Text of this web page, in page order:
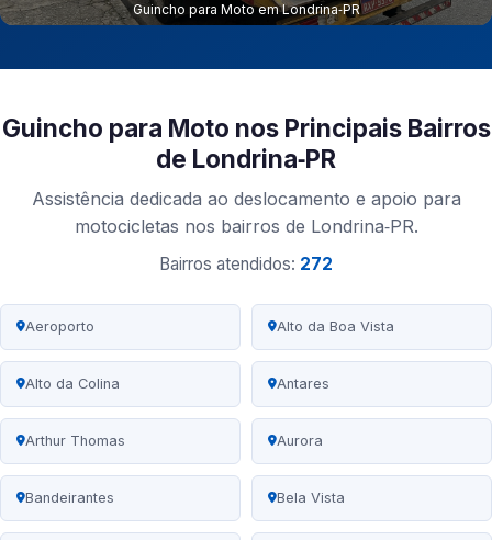
Guincho para Moto em Londrina‑PR
Guincho para Moto nos Principais Bairros
de Londrina‑PR
Assistência dedicada ao deslocamento e apoio para
motocicletas nos bairros de Londrina‑PR.
Bairros atendidos: 272
Aeroporto Alto da Boa Vista
Alto da Colina Antares
Arthur Thomas Aurora
Bandeirantes Bela Vista